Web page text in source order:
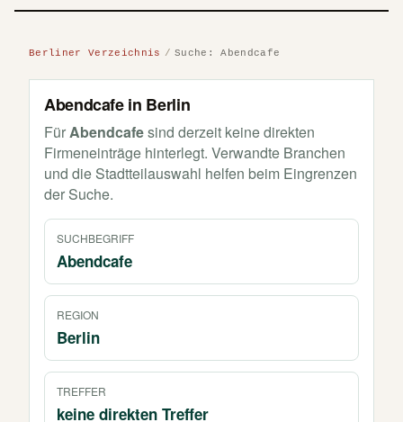
Berliner Verzeichnis Suche: Abendcafe
Abendcafe in Berlin
FürAbendcafesind derzeit keine direkten
Firmeneinträge hinterlegt. Verwandte Branchen
und die Stadtteilauswahl helfen beim Eingrenzen
der Suche.
SUCHBEGRIFF
Abendcafe
REGION
Berlin
TREFFER
keine direkten Treffer